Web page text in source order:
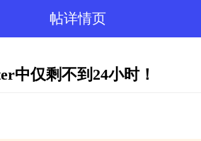
帖详情页
中仅剩不到24小时！